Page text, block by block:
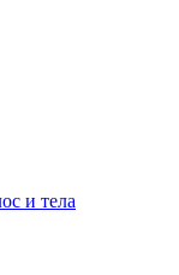
и тела